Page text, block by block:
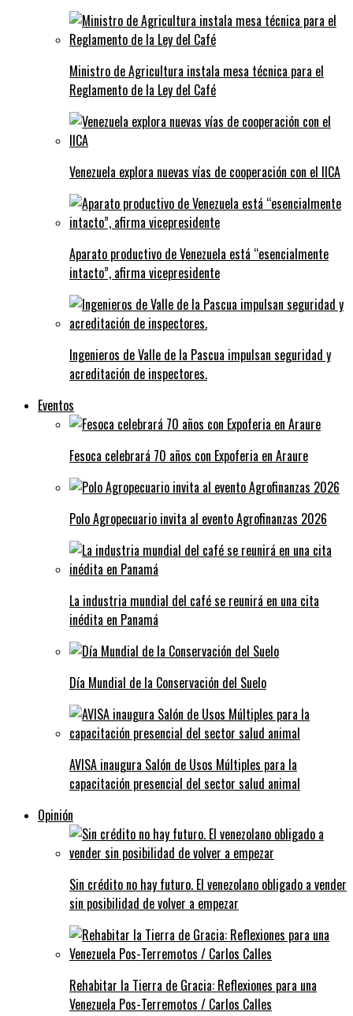
Ministro de Agricultura instala mesa técnica para el
Reglamento de la Ley del Café
Venezuela explora nuevas vías de cooperación con el IICA
Aparato productivo de Venezuela está “esencialmente
intacto”, afirma vicepresidente
Ingenieros de Valle de la Pascua impulsan seguridad y
acreditación de inspectores.
Eventos
Fesoca celebrará 70 años con Expoferia en Araure
Polo Agropecuario invita al evento Agrofinanzas 2026
La industria mundial del café se reunirá en una cita
inédita en Panamá
Día Mundial de la Conservación del Suelo
AVISA inaugura Salón de Usos Múltiples para la
capacitación presencial del sector salud animal
Opinión
Sin crédito no hay futuro. El venezolano obligado a vender
sin posibilidad de volver a empezar
Rehabitar la Tierra de Gracia: Reflexiones para una
Venezuela Pos-Terremotos / Carlos Calles